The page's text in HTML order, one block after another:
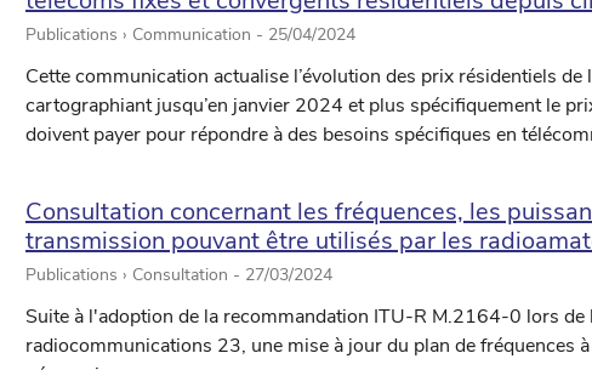
Publications › Communication - 25/04/2024
Cette communication actualise l’évolution des prix résidentiels de
cartographiant jusqu’en janvier 2024 et plus spécifiquement le
doivent payer pour répondre à des besoins spécifiques en
Consultation concernant les fréquences, les
transmission pouvant être utilisés par les
Publications › Consultation - 27/03/2024
Suite à l'adoption de la recommandation ITU-R M.2164-0 lors de
radiocommunications 23, une mise à jour du plan de fréquences